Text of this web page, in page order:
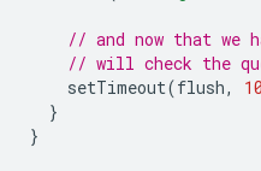
// and now that we
// will check the
setTimeout(flush, 10
}
}